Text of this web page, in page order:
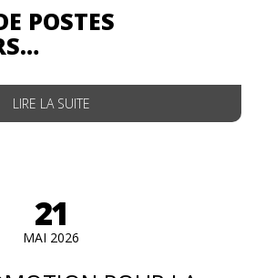
POSTES
LIRE LA SUITE
21
MAI 2026